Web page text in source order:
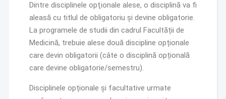
Dintre disciplinele opţionale alese, o disciplină va fi
aleasă cu titlul de obligatoriu și devine obligatorie.
La programele de studii din cadrul Facultății de
Medicină, trebuie alese două discipline opționale
care devin obligatorii (câte o disciplină opțională
care devine obligatorie/semestru).
Disciplinele opționale și facultative urmate